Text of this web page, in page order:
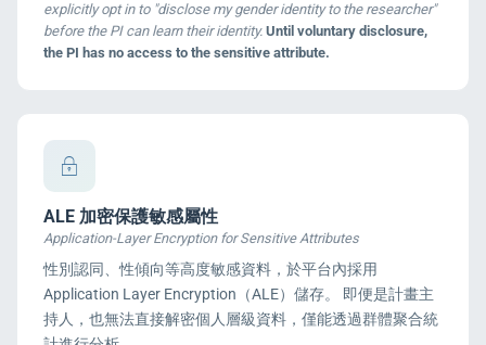
explicitly opt in to "disclose my gender identity to the researcher"
before the PI can learn their identity. Until voluntary disclosure,
the PI has no access to the sensitive attribute.
ALE 加密保護敏感屬性
Application-Layer Encryption for Sensitive Attributes
性別認同、性傾向等高度敏感資料，於平台內採用
Application Layer Encryption（ALE）儲存。 即便是計畫主
持人，也無法直接解密個人層級資料，僅能透過群體聚合統